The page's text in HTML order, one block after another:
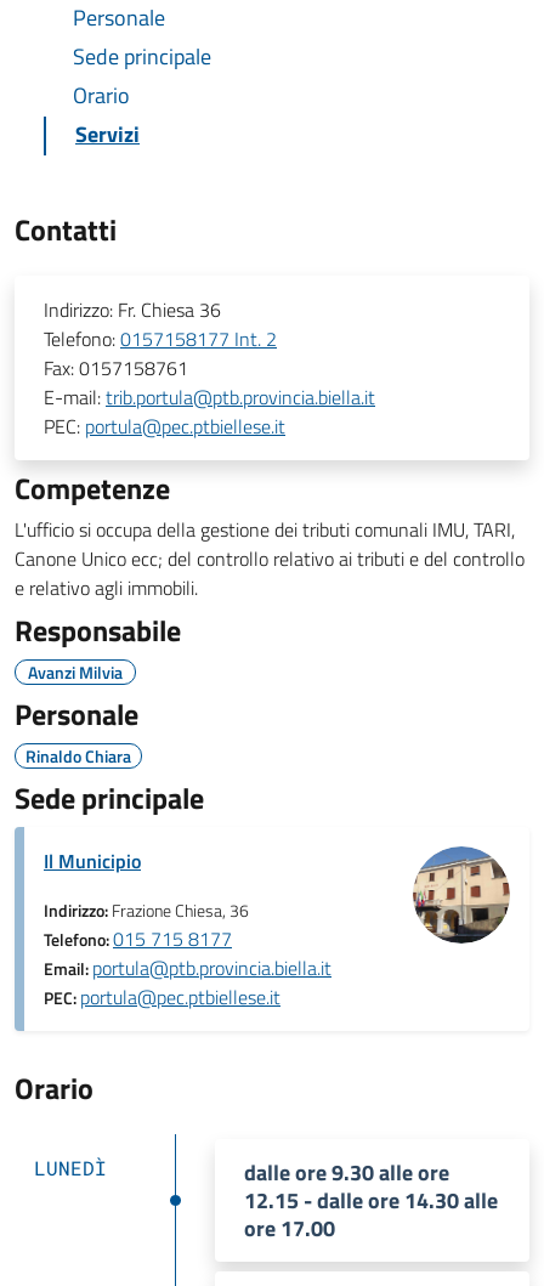
Personale
Sede principale
Orario
Servizi
Contatti
Indirizzo: Fr. Chiesa 36
Telefono:0157158177 Int. 2
Fax:0157158761
E-mail:trib.portula@ptb.provincia.biella.it
PEC: portula@pec.ptbiellese.it
Competenze
L'ufficio si occupa della gestione dei tributi comunali IMU, TARI,
Canone Unico ecc; del controllo relativo ai tributi e del controllo
e relativo agli immobili.
Responsabile
Avanzi Milvia
Personale
Rinaldo Chiara
Sede principale
Il Municipio
Indirizzo:Frazione Chiesa, 36
Telefono:015 715 8177
Email:portula@ptb.provincia.biella.it
PEC:portula@pec.ptbiellese.it
Orario
LUNEDÌ
dalle ore 9.30 alle ore
12.15 - dalle ore 14.30 alle
ore 17.00